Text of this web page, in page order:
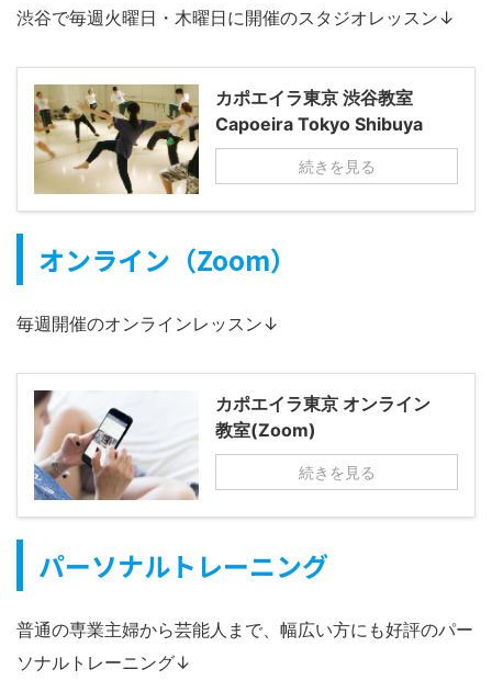
渋谷で毎週火曜日・木曜日に開催のスタジオレッスン↓
カポエイラ東京 渋谷教室
Capoeira Tokyo Shibuya
続きを見る
オンライン（Zoom）
毎週開催のオンラインレッスン↓
カポエイラ東京 オンライン
教室(Zoom)
続きを見る
パーソナルトレーニング
普通の専業主婦から芸能人まで、幅広い方にも好評のパー
ソナルトレーニング↓